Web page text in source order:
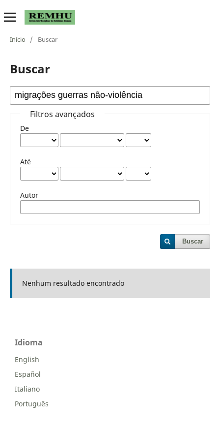
Início / Buscar
Buscar
Filtros avançados
De
Até
Autor
Buscar
Nenhum resultado encontrado
Idioma
English
Español
Italiano
Português